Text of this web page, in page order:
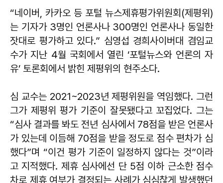
“네이버, 카카오 등 포털 뉴스제휴평가위원회(제평위)
는 기자가 3명인 언론사나 300명인 언론사나 동일한
잣대로 평가하고 있다.” 심영섭 경희사이버대 겸임교
수가 지난 4월 국회에서 열린 ‘포털뉴스와 언론의 자
유’ 토론회에서 밝힌 제평위의 현주소다.
심 교수는 2021~2023년 제평위원을 역임했다. 그런
그가 제평위 평가 기준이 잘못됐다고 꼬집었다. 그는
“심사 결과를 봐도 전년 심사에서 78점을 받은 언론사
가 있는데 이듬해 70점을 받을 정도로 점수 편차가 심
했다”며 “이건 평가 기준이 일정하지 않다는 것”이라
고 지적했다. 제휴 심사에선 단 5점 이하 근소한 점수
차로 제휴 여부가 결정되는 사례가 심심찮게 발생했던